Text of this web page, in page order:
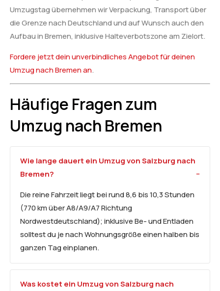
Umzugstag übernehmen wir Verpackung, Transport über
die Grenze nach Deutschland und auf Wunsch auch den
Aufbau in Bremen, inklusive Halteverbotszone am Zielort.
Fordere jetzt dein unverbindliches Angebot für deinen
Umzug nach Bremen an.
Häufige Fragen zum
Umzug nach Bremen
Wie lange dauert ein Umzug von Salzburg nach
Bremen?
Die reine Fahrzeit liegt bei rund 8,6 bis 10,3 Stunden
(770 km über A8/A9/A7 Richtung
Nordwestdeutschland); inklusive Be- und Entladen
solltest du je nach Wohnungsgröße einen halben bis
ganzen Tag einplanen.
Was kostet ein Umzug von Salzburg nach